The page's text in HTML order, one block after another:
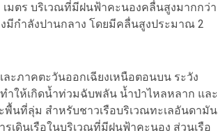
มตร บริเวณที่มีฝนฟ้าคะนองคลื่นสูงมากกว่า
มีกำลังปานกลาง โดยมีคลื่นสูงประมาณ 2
ะภาคตะวันออกเฉียงเหนือตอนบน ระวัง
ให้เกิดน้ำท่วมฉับพลัน น้ำป่าไหลหลาก และ
พื้นที่ลุ่ม สำหรับชาวเรือบริเวณทะเลอันดามัน
เดินเรือในบริเวณที่มีฝนฟ้าคะนอง ส่วนเรือ